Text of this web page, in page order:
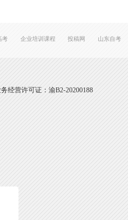
考 企业培训课程 投稿网 山东自考
营许可证：渝B2-20200188